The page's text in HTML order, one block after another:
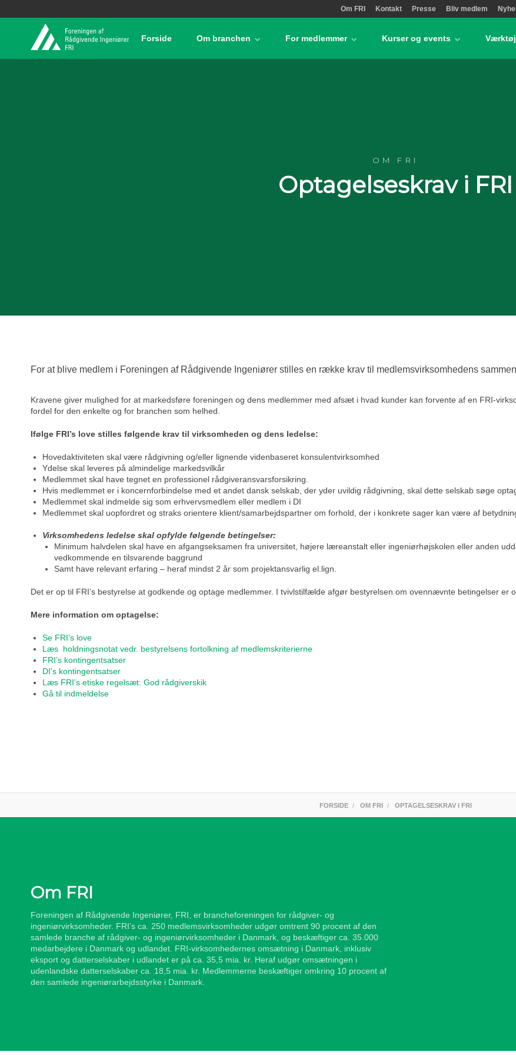
Om FRI Kontakt Presse Bliv medlem
Forside Om branchen For medlemmer Kurser og events
OM FRI
Optagelseskrav i FRI
For at blive medlem i Foreningen af Rådgivende Ingeniører stilles en række krav til medlemsvirksomhedens
Kravene giver mulighed for at markedsføre foreningen og dens medlemmer med afsæt i hvad kunder kan forvente af en FRI-
fordel for den enkelte og for branchen som helhed.
Ifølge FRI’s love stilles følgende krav til virksomheden og dens ledelse:
Hovedaktiviteten skal være rådgivning og/eller lignende videnbaseret konsulentvirksomhed
Ydelse skal leveres på almindelige markedsvilkår
Medlemmet skal have tegnet en professionel rådgiveransvarsforsikring.
Hvis medlemmet er i koncernforbindelse med et andet dansk selskab, der yder uvildig rådgivning, skal dette selskab søge
Medlemmet skal indmelde sig som erhvervsmedlem eller medlem i DI
Medlemmet skal uopfordret og straks orientere klient/samarbejdspartner om forhold, der i konkrete sager kan være af
Virksomhedens ledelse skal opfylde følgende betingelser:
Minimum halvdelen skal have en afgangseksamen fra universitet, højere læreanstalt eller ingeniørhøjskolen eller anden
vedkommende en tilsvarende baggrund
Samt have relevant erfaring – heraf mindst 2 år som projektansvarlig el.lign.
Det er op til FRI’s bestyrelse at godkende og optage medlemmer. I tvivlstilfælde afgør bestyrelsen om ovennævnte betingelser er
Mere information om optagelse:
Se FRI’s love
Læs holdningsnotat vedr. bestyrelsens fortolkning af medlemskriterierne
FRI’s kontingentsatser
DI's kontingentsatser
Læs FRI’s etiske regelsæt: God rådgiverskik
Gå til indmeldelse
FORSIDE OM FRI OPTAGELSESKRAV I FRI
Om FRI
Foreningen af Rådgivende Ingeniører, FRI, er brancheforeningen for rådgiver- og
ingeniørvirksomheder. FRI’s ca. 250 medlemsvirksomheder udgør omtrent 90 procent af den
samlede branche af rådgiver- og ingeniørvirksomheder i Danmark, og beskæftiger ca. 35.000
medarbejdere i Danmark og udlandet. FRI-virksomhedernes omsætning i Danmark, inklusiv
eksport og datterselskaber i udlandet er på ca. 35,5 mia. kr. Heraf udgør omsætningen i
udenlandske datterselskaber ca. 18,5 mia. kr. Medlemmerne beskæftiger omkring 10 procent af
den samlede ingeniørarbejdsstyrke i Danmark.